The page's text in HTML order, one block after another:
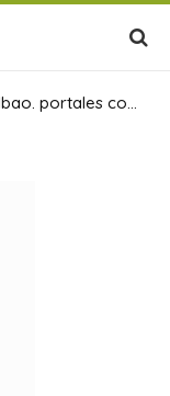
portales corporativos